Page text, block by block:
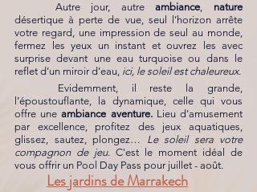
	Autre jour, autre
ambiance, nature
désertique à perte de vue, seul l’horizon arrête
votre regard, une impression de seul au monde,
fermez les yeux un instant et ouvrez les avec
surprise devant une eau turquoise ou dans le
reflet d’un miroir d’eau, ici, le soleil est chaleureux
l’époustouflante, la dynamique, celle qui vous
offre une ambiance aventure. Lieu d'amusement
par excellence, profitez des jeux aquatiques,
glissez, sautez, plongez… Le soleil sera votre
compagnon de jeu. C'est le moment idéal de
vous offrir un Pool Day Pass pour juillet - août.
Les jardins de Marrakech